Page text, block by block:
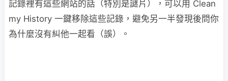
記錄裡有這些網站的話（特別是謎片），可以用 Clean
my History 一鍵移除這些記錄，避免另一半發現後問你
為什麼沒有糾他一起看（誤）。